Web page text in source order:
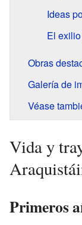
Ideas
El
Obras
Galería de
Véase
Vida y
Primeros